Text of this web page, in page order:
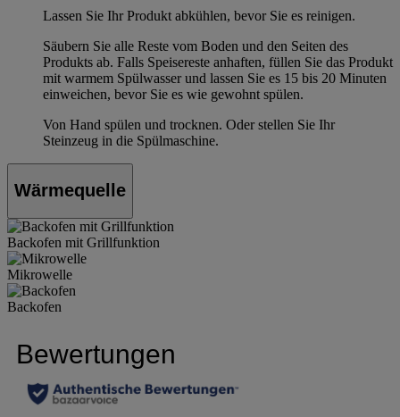
Lassen Sie Ihr Produkt abkühlen, bevor Sie es reinigen.
Säubern Sie alle Reste vom Boden und den Seiten des
Produkts ab. Falls Speisereste anhaften, füllen Sie das Produkt
mit warmem Spülwasser und lassen Sie es 15 bis 20 Minuten
einweichen, bevor Sie es wie gewohnt spülen.
Von Hand spülen und trocknen. Oder stellen Sie Ihr
Steinzeug in die Spülmaschine.
Wärmequelle
Backofen mit Grillfunktion
Mikrowelle
Backofen